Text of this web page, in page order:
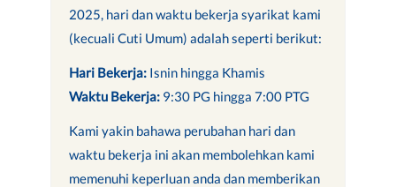
2025, hari dan waktu bekerja syarikat kami
(kecuali Cuti Umum) adalah seperti berikut:
Hari Bekerja:Isnin hingga Khamis
Waktu Bekerja: 9:30 PG hingga 7:00 PTG
Kami yakin bahawa perubahan hari dan
waktu bekerja ini akan membolehkan kami
memenuhi keperluan anda dan memberikan